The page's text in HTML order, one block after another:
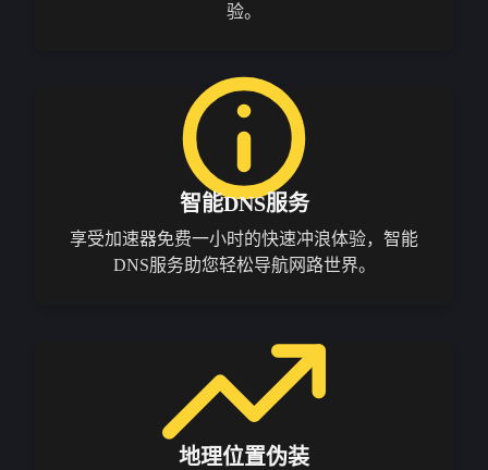
验。
智能DNS服务
享受加速器免费一小时的快速冲浪体验，智能
DNS服务助您轻松导航网路世界。
地理位置伪装